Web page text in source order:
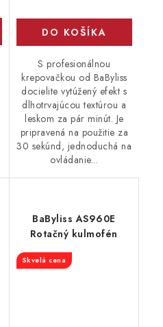
DO KOŠÍKA
S profesionálnou
krepovačkou od BaByliss
docielite vytúžený efekt s
dlhotrvajúcou textúrou a
leskom za pár minút. Je
pripravená na použitie za
30 sekúnd, jednoduchá na
ovládanie...
BaByliss AS960E
Rotačný kulmofén
Skvelá cena